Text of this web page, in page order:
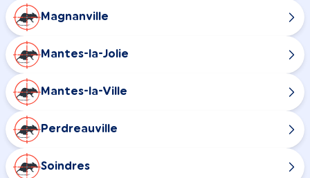
Magnanville
Mantes-la-Jolie
Mantes-la-Ville
Perdreauville
Soindres